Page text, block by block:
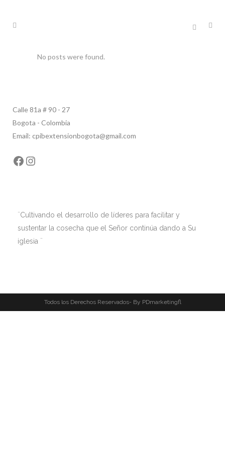
No posts were found.
Calle 81a # 90 - 27
Bogota - Colombia
Email: cpibextensionbogota@gmail.com
Facebook
Instagram
¨Cultivando el desarrollo de líderes para facilitar y
sustentar la cosecha que el Señor continúa dando a Su
iglesia ¨
Todos los Derechos Reservados- By PDmarketingfl